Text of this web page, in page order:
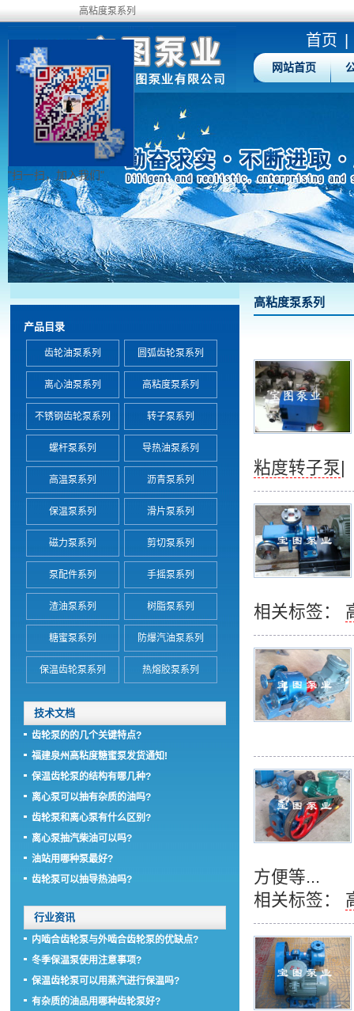
高粘度泵系列
首页
网站首页
高粘度泵系列
粘度转子泵|
相关标签：
方便等...
相关标签：
产品目录
齿轮油泵系列 圆弧齿轮泵系列
离心油泵系列 高粘度泵系列
不锈钢齿轮泵系列 转子泵系列
螺杆泵系列 导热油泵系列
高温泵系列 沥青泵系列
保温泵系列 滑片泵系列
磁力泵系列 剪切泵系列
泵配件系列 手摇泵系列
渣油泵系列 树脂泵系列
糖蜜泵系列 防爆汽油泵系列
保温齿轮泵系列 热熔胶泵系列
技术文档
齿轮泵的的几个关键特点?
福建泉州高粘度糖蜜泵发货通知!
保温齿轮泵的结构有哪几种?
离心泵可以抽有杂质的油吗?
齿轮泵和离心泵有什么区别?
离心泵抽汽柴油可以吗?
油站用哪种泵最好?
齿轮泵可以抽导热油吗?
行业资讯
内啮合齿轮泵与外啮合齿轮泵的优缺点?
冬季保温泵使用注意事项?
保温齿轮泵可以用蒸汽进行保温吗?
有杂质的油品用哪种齿轮泵好?
"扫一扫，加入我们"